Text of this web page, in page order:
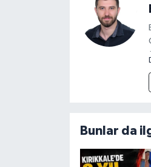
Bunlar da